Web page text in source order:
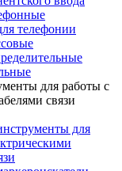
телефонии
для работы с
связи
для